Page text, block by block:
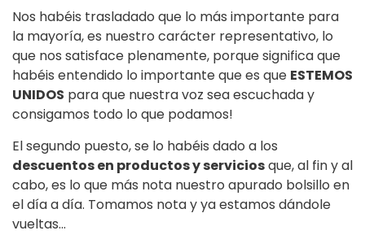
Nos habéis trasladado que lo más importante para
la mayoría, es nuestro carácter representativo, lo
que nos satisface plenamente, porque significa que
habéis entendido lo importante que es que ESTEMOS
UNIDOS para que nuestra voz sea escuchada y
consigamos todo lo que podamos!
El segundo puesto, se lo habéis dado a los
descuentos en productos y serviciosque, al fin y al
cabo, es lo que más nota nuestro apurado bolsillo en
el día a día. Tomamos nota y ya estamos dándole
vueltas…